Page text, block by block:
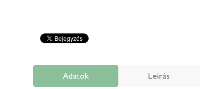
Adatok Leírás